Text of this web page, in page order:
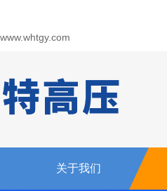
www.whtgy.com
关于我们